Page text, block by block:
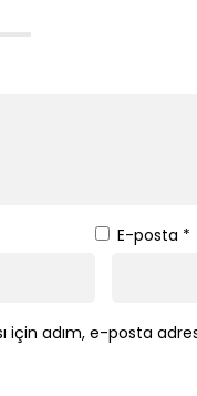
E-posta *
için adım, e-posta